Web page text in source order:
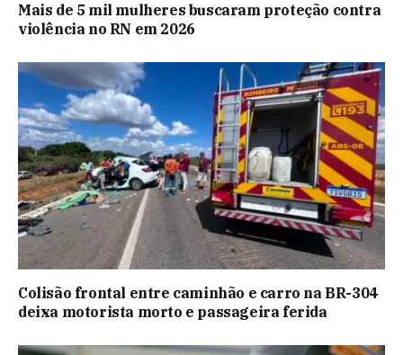
Mais de 5 mil mulheres buscaram proteção contra
violência no RN em 2026
Colisão frontal entre caminhão e carro na BR-304
deixa motorista morto e passageira ferida